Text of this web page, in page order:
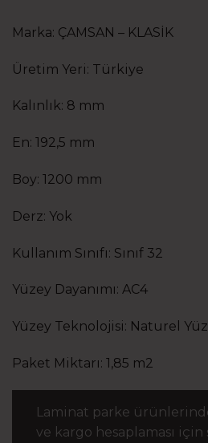
Marka: ÇAMSAN – KLASİK
Üretim Yeri: Türkiye
Kalınlık: 8 mm
En: 192,5 mm
Boy: 1200 mm
Derz: Yok
Kullanım Sınıfı: Sınıf 32
Yüzey Dayanımı: AC4
Yüzey Teknolojisi: Naturel
Paket Miktarı: 1,85 m2
Laminat parke
ve kargo hesaplaması için